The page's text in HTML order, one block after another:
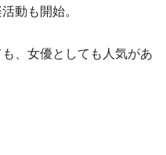
動も開始。
、女優としても人気があ